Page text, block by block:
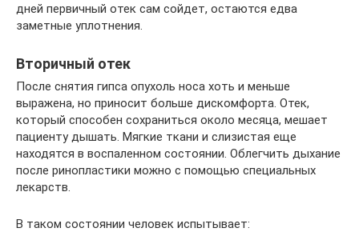
дней первичный отек сам сойдет, остаются едва
заметные уплотнения.
Вторичный отек
После снятия гипса опухоль носа хоть и меньше
выражена, но приносит больше дискомфорта. Отек,
который способен сохраниться около месяца, мешает
пациенту дышать. Мягкие ткани и слизистая еще
находятся в воспаленном состоянии. Облегчить дыхание
после ринопластики можно с помощью специальных
лекарств.
В таком состоянии человек испытывает: